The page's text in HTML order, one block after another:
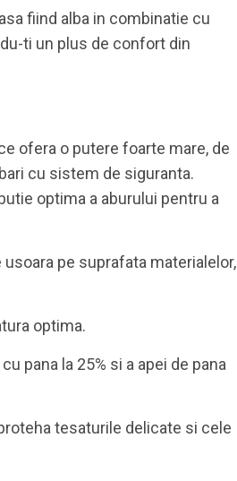
fiind alba in combinatie cu
ti un plus de confort din
ofera o putere foarte mare, de
cu sistem de siguranta.
optima a aburului pentru a
pe suprafata materialelor,
optima.
pana la 25% si a apei de pana
tesaturile delicate si cele